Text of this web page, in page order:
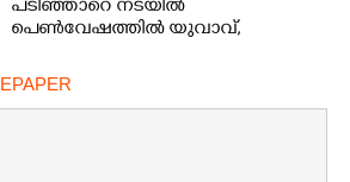
പടിഞ്ഞാറെ നടയിൽ
പെൺവേഷത്തിൽ യുവാവ്,​
തെളിഞ്ഞത് വൻഗൂഢാലോചന
EPAPER